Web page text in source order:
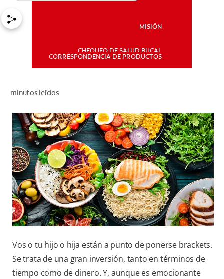
PARA PROFESIONALES
DÓNDE COMPRAR
UY (ES)
SUSCRIBITE
MISIÓN
CHEQUEO DE SALUD BUCAL
CORRESPONDENCIA DE PRODUCTOS
minutos leídos
Vos o tu hijo o hija están a punto de ponerse brackets.
Se trata de una gran inversión, tanto en términos de
tiempo como de dinero. Y, aunque es emocionante